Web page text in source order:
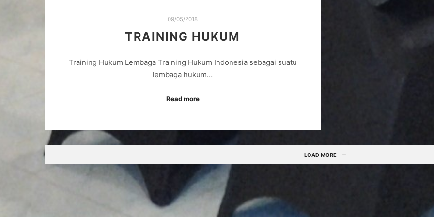
09/05/2018
TRAINING HUKUM
Training Hukum Lembaga Training Hukum Indonesia sebagai suatu
lembaga hukum…
Read more
LOAD MORE